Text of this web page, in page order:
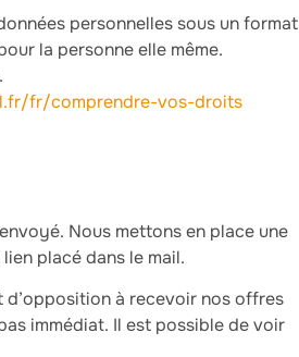
personnelles sous un format
la personne elle même.
fr/comprendre-vos-droits
Nous mettons en place une
placé dans le mail.
d’opposition à recevoir nos offres
immédiat. Il est possible de voir